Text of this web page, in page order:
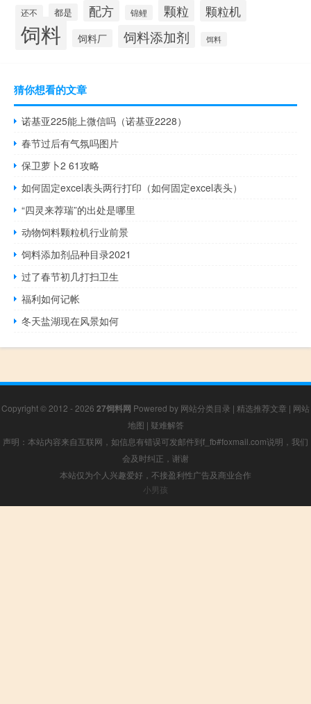
还不 都是 配方 锦鲤 颗粒 颗粒机
饲料 饲料厂 饲料添加剂 饵料
猜你想看的文章
诺基亚225能上微信吗（诺基亚2228）
春节过后有气氛吗图片
保卫萝卜2 61攻略
如何固定excel表头两行打印（如何固定excel表头）
“四灵来荐瑞”的出处是哪里
动物饲料颗粒机行业前景
饲料添加剂品种目录2021
过了春节初几打扫卫生
福利如何记帐
冬天盐湖现在风景如何
Copyright © 2012 - 2026 27饲料网 Powered by 网站分类目录 | 精选推荐文章 | 网站
地图 | 疑难解答
声明：本站内容来自互联网，如信息有错误可发邮件到f_fb#foxmail.com说明，我们
会及时纠正，谢谢
本站仅为个人兴趣爱好，不接盈利性广告及商业合作
小男孩